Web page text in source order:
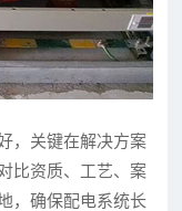
，关键在解决方案
比资质、工艺、案
，确保配电系统长